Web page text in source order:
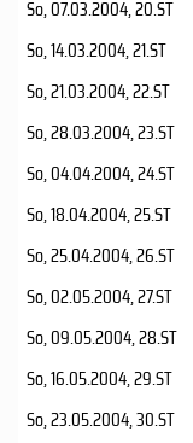
So, 07.03.2004, 20.ST
So, 14.03.2004, 21.ST
So, 21.03.2004, 22.ST
So, 28.03.2004, 23.ST
So, 04.04.2004, 24.ST
So, 18.04.2004, 25.ST
So, 25.04.2004, 26.ST
So, 02.05.2004, 27.ST
So, 09.05.2004, 28.ST
So, 16.05.2004, 29.ST
So, 23.05.2004, 30.ST